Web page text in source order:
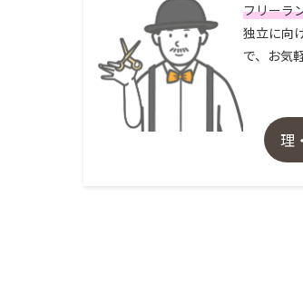
フリーラ
独立に向
で、お気
理